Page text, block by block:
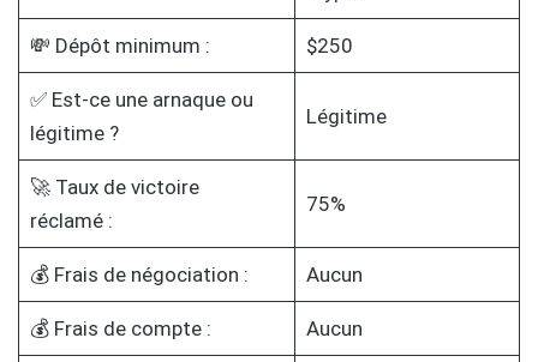
💸 Dépôt minimum : $250
✅ Est-ce une arnaque ou
légitime ?
Légitime
🚀 Taux de victoire
réclamé :
75%
💰 Frais de négociation : Aucun
💰 Frais de compte : Aucun